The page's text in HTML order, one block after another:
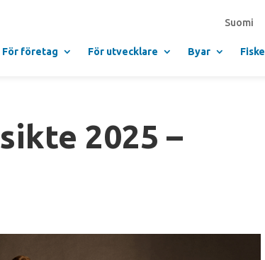
Suomi
För företag För utvecklare Byar Fiske
2025 –